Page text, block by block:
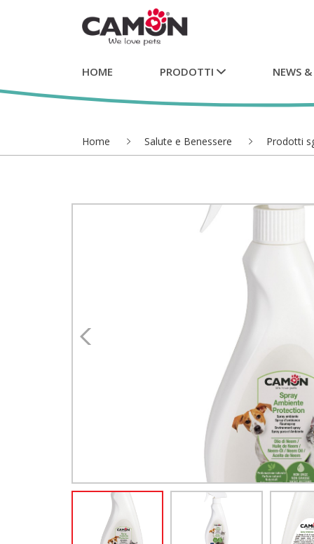
HOME PRODOTTI NEWS
Home Salute e Benessere Prodotti